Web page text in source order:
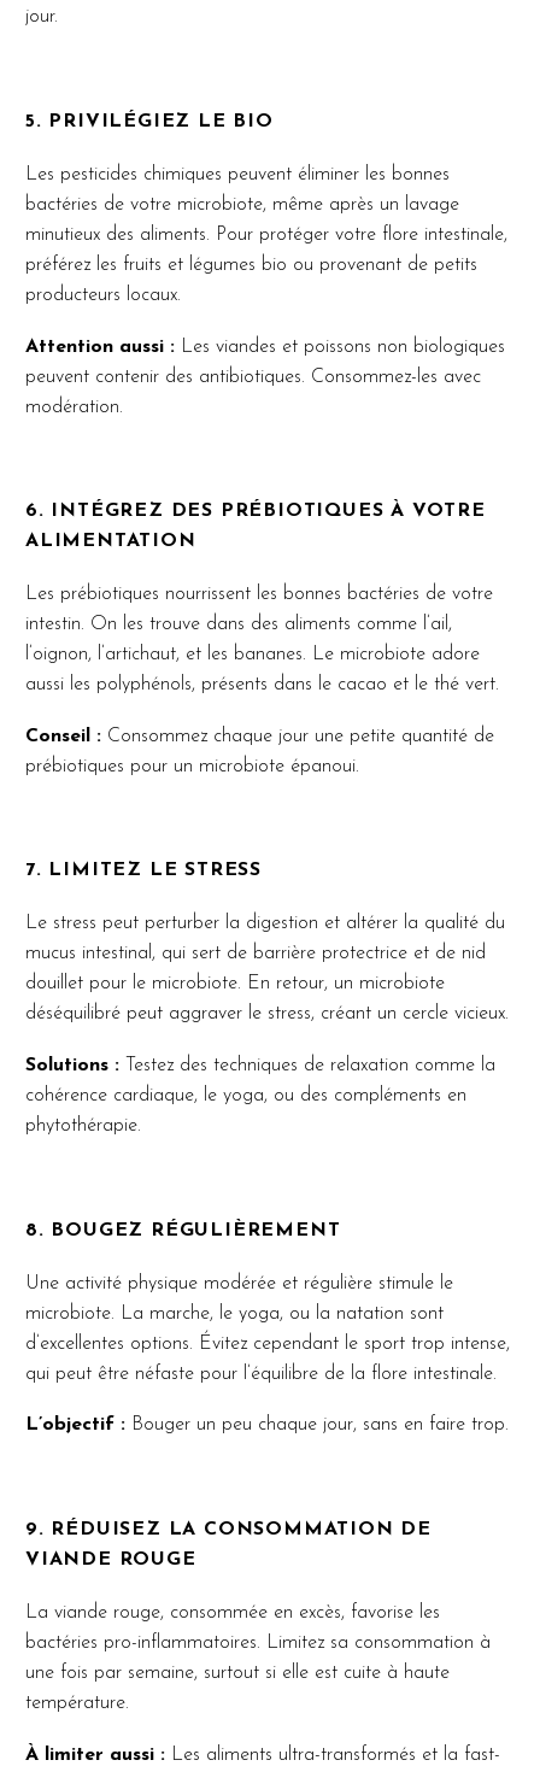
jour.
5. PRIVILÉGIEZ LE BIO
Les pesticides chimiques peuvent éliminer les bonnes
bactéries de votre microbiote, même après un lavage
minutieux des aliments. Pour protéger votre flore intestinale,
préférez les fruits et légumes bio ou provenant de petits
producteurs locaux.
Attention aussi : Les viandes et poissons non biologiques
peuvent contenir des antibiotiques. Consommez-les avec
modération.
6. INTÉGREZ DES PRÉBIOTIQUES À VOTRE
ALIMENTATION
Les prébiotiques nourrissent les bonnes bactéries de votre
intestin. On les trouve dans des aliments comme l’ail,
l’oignon, l’artichaut, et les bananes. Le microbiote adore
aussi les polyphénols, présents dans le cacao et le thé vert.
Conseil : Consommez chaque jour une petite quantité de
prébiotiques pour un microbiote épanoui.
7. LIMITEZ LE STRESS
Le stress peut perturber la digestion et altérer la qualité du
mucus intestinal, qui sert de barrière protectrice et de nid
douillet pour le microbiote. En retour, un microbiote
déséquilibré peut aggraver le stress, créant un cercle vicieux.
Solutions : Testez des techniques de relaxation comme la
cohérence cardiaque, le yoga, ou des compléments en
phytothérapie.
8. BOUGEZ RÉGULIÈREMENT
Une activité physique modérée et régulière stimule le
microbiote. La marche, le yoga, ou la natation sont
d’excellentes options. Évitez cependant le sport trop intense,
qui peut être néfaste pour l’équilibre de la flore intestinale.
L’objectif : Bouger un peu chaque jour, sans en faire trop.
9. RÉDUISEZ LA CONSOMMATION DE
VIANDE ROUGE
La viande rouge, consommée en excès, favorise les
bactéries pro-inflammatoires. Limitez sa consommation à
une fois par semaine, surtout si elle est cuite à haute
température.
À limiter aussi : Les aliments ultra-transformés et la fast-